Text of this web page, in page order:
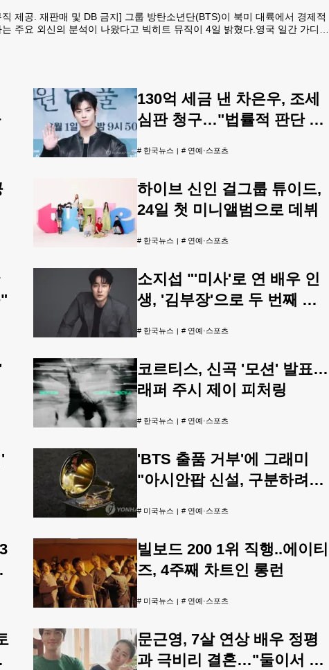
제공. 재판매 및 DB 금지] 그룹 방탄소년단(BTS)이 북미 대륙에서 경제적
주요 외신의 분석이 나왔다고 빅히트 뮤직이 4일 밝혔다.영국 일간 가디언
다.가디언은 9월까지 북미 7개 도시에서 16회에 걸쳐 열리는 방탄소년단
130억 세금 낸 차은우, 조세
심판 청구…"법률적 판단 받
겠다"
# 한국뉴스 # 연예·스포츠
하이브 신인 걸그룹 튜이드,
24일 첫 미니앨범으로 데뷔
# 한국뉴스 # 연예·스포츠
소지섭 "'미사'로 연 배우 인
생, '김부장'으로 두 번째 페
# 한국뉴스 # 연예·스포츠
코르티스, 신곡 '모션' 발표…
래퍼 주시 제이 피처링
# 한국뉴스 # 연예·스포츠
'BTS 출품 거부'에 그래미
"아시안팝 신설, 구분하려는
# 미국뉴스 # 연예·스포츠
빌보드 200 1위 직행..에이티
즈, 4주째 차트인 롱런
# 미국뉴스 # 연예·스포츠
문근영, 7살 연상 배우 정평
과 극비리 결혼…"둘이서 삶